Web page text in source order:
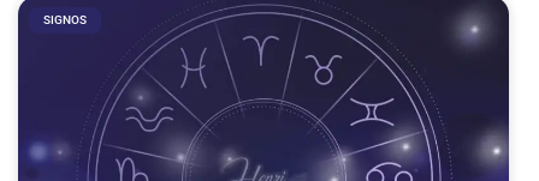
SIGNOS